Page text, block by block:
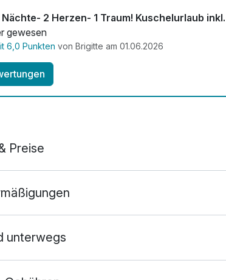
2 Herzen- 1 Traum! Kuschelurlaub inkl.
gewesen
6,0 Punkten von Brigitte am 01.06.2026
Preise
und 1 Kind
unterwegs